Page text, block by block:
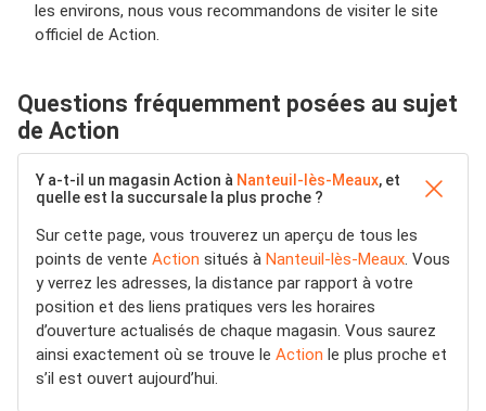
les environs, nous vous recommandons de visiter le site
officiel de Action.
Questions fréquemment posées au sujet
de Action
Y a-t-il un magasin Action à Nanteuil-lès-Meaux, et
quelle est la succursale la plus proche ?
Sur cette page, vous trouverez un aperçu de tous les
points de vente Action situés à Nanteuil-lès-Meaux. Vous
y verrez les adresses, la distance par rapport à votre
position et des liens pratiques vers les horaires
d’ouverture actualisés de chaque magasin. Vous saurez
ainsi exactement où se trouve le Action le plus proche et
s’il est ouvert aujourd’hui.